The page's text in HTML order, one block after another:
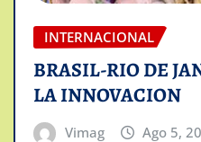
INTERNACIONAL
BRASIL-RIO DE
LA INNOVACION
Vimag Ago 5,